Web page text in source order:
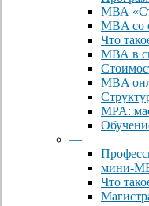
МВА
MBA со
Что
МВА в
MBA
MPA:
—
мини-
Что